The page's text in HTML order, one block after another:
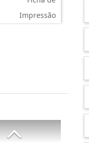
Impressão